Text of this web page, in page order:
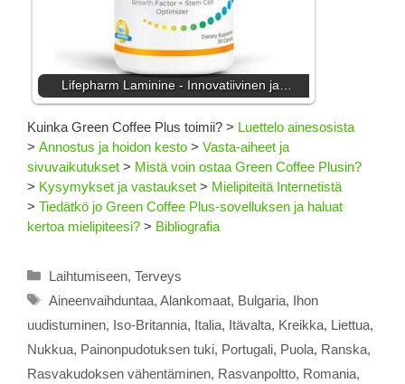
Lifepharm Laminine - Innovatiivinen ja…
Kuinka Green Coffee Plus toimii? > Luettelo ainesosista
> Annostus ja hoidon kesto > Vasta-aiheet ja
sivuvaikutukset > Mistä voin ostaa Green Coffee Plusin?
> Kysymykset ja vastaukset > Mielipiteitä Internetistä
> Tiedätkö jo Green Coffee Plus-sovelluksen ja haluat
kertoa mielipiteesi? > Bibliografia
Kategoriat
Laihtumiseen, Terveys
Avainsanat
Aineenvaihduntaa, Alankomaat, Bulgaria, Ihon
uudistuminen, Iso-Britannia, Italia, Itävalta, Kreikka, Liettua,
Nukkua, Painonpudotuksen tuki, Portugali, Puola, Ranska,
Rasvakudoksen vähentäminen, Rasvanpoltto, Romania,